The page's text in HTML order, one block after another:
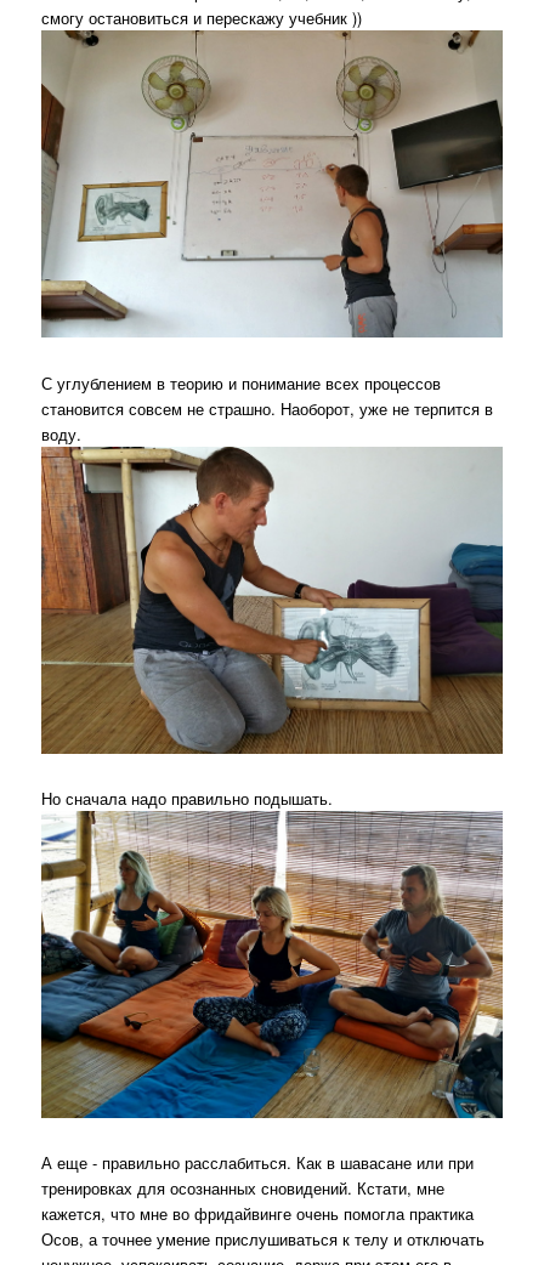
смогу остановиться и перескажу учебник ))
С углублением в теорию и понимание всех процессов
становится совсем не страшно. Наоборот, уже не терпится в
воду.
Но сначала надо правильно подышать.
А еще - правильно расслабиться. Как в шавасане или при
тренировках для осознанных сновидений. Кстати, мне
кажется, что мне во фридайвинге очень помогла практика
Осов, а точнее умение прислушиваться к телу и отключать